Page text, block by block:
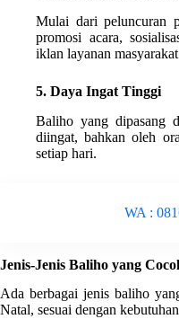
Mulai dari peluncuran
promosi acara,
iklan layanan
5. Daya Ingat Tinggi
Baliho yang dipasang
diingat, bahkan oleh
setiap hari.
WA :
Jenis-Jenis Baliho yang
Ada berbagai jenis baliho
Natal, sesuai dengan